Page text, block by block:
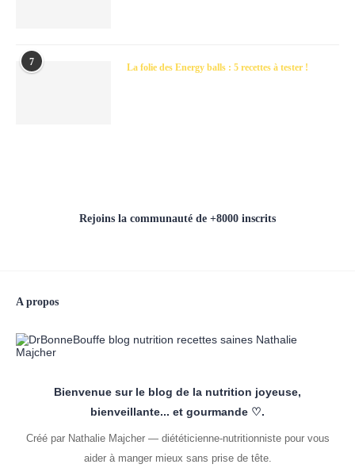
7 La folie des Energy balls : 5 recettes à tester !
Rejoins la communauté de +8000 inscrits
A propos
Bienvenue sur le blog de la nutrition joyeuse,
bienveillante... et gourmande ♡.
Créé par Nathalie Majcher — diététicienne-nutritionniste pour vous
aider à manger mieux sans prise de tête.